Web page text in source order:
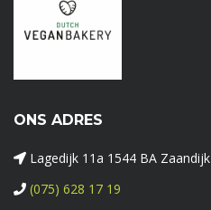
ONS ADRES
Lagedijk 11a 1544 BA Zaandijk
(075) 628 17 19